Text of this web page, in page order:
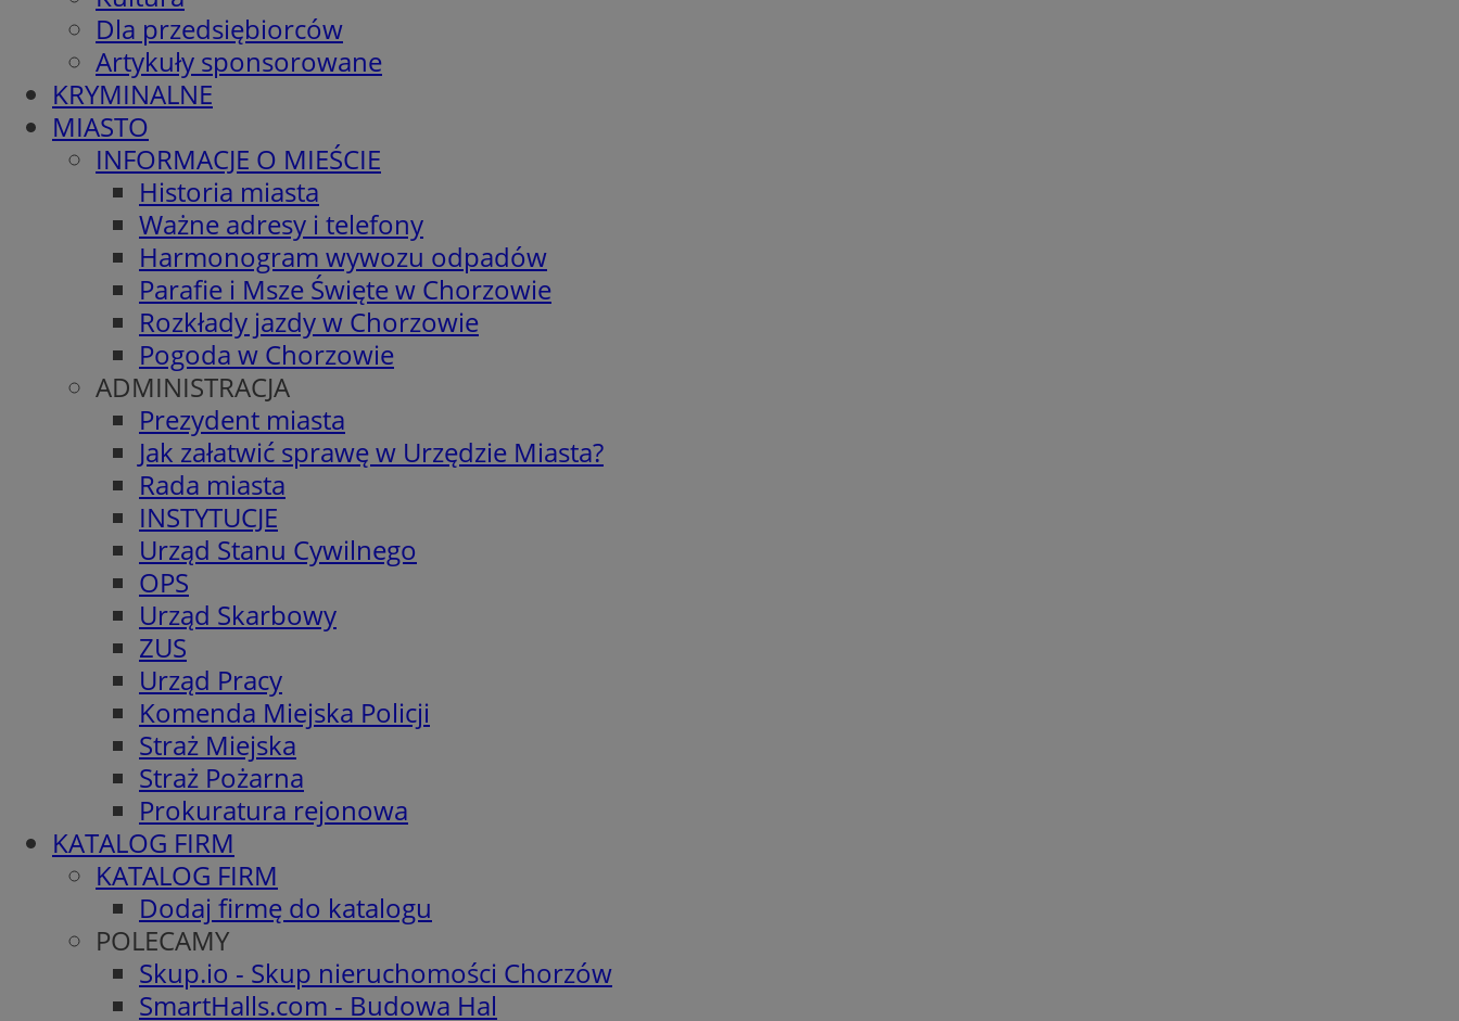
Dla przedsiębiorców
Artykuły sponsorowane
KRYMINALNE
MIASTO
INFORMACJE O MIEŚCIE
Historia miasta
Ważne adresy i telefony
Harmonogram wywozu odpadów
Parafie i Msze Święte w Chorzowie
Rozkłady jazdy w Chorzowie
Pogoda w Chorzowie
ADMINISTRACJA
Prezydent miasta
Jak załatwić sprawę w Urzędzie Miasta?
Rada miasta
INSTYTUCJE
Urząd Stanu Cywilnego
OPS
Urząd Skarbowy
ZUS
Urząd Pracy
Komenda Miejska Policji
Straż Miejska
Straż Pożarna
Prokuratura rejonowa
KATALOG FIRM
KATALOG FIRM
Dodaj firmę do katalogu
POLECAMY
Skup.io - Skup nieruchomości Chorzów
SmartHalls.com - Budowa Hal